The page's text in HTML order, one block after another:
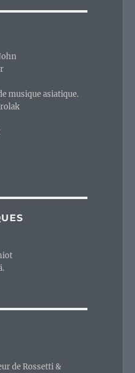
musique asiatique.
de Rossetti &